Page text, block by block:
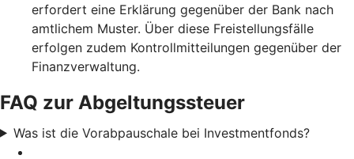
erfordert eine Erklärung gegenüber der Bank nach
amtlichem Muster. Über diese Freistellungsfälle
erfolgen zudem Kontrollmitteilungen gegenüber der
Finanzverwaltung.
FAQ zur Abgeltungssteuer
Was ist die Vorabpauschale bei Investmentfonds?